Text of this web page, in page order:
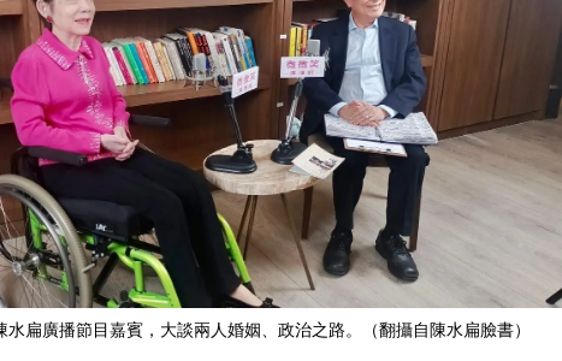
扁廣播節目嘉賓，大談兩人婚姻、政治之路。（翻攝自陳水扁臉書）